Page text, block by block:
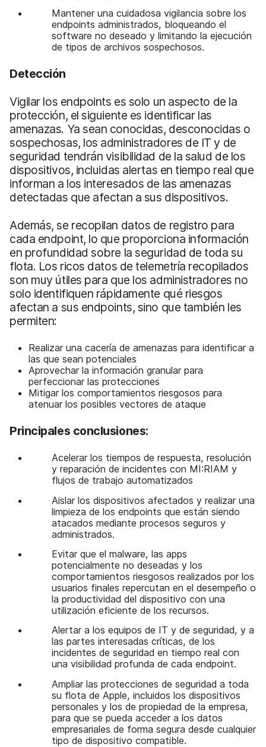
Mantener una cuidadosa vigilancia sobre los
endpoints administrados, bloqueando el
software no deseado y limitando la ejecución
de tipos de archivos sospechosos.
Detección
Vigilar los endpoints es solo un aspecto de la
protección, el siguiente es identificar las
amenazas. Ya sean conocidas, desconocidas o
sospechosas, los administradores de IT y de
seguridad tendrán visibilidad de la salud de los
dispositivos, incluidas alertas en tiempo real que
informan a los interesados de las amenazas
detectadas que afectan a sus dispositivos.
Además, se recopilan datos de registro para
cada endpoint, lo que proporciona información
en profundidad sobre la seguridad de toda su
flota. Los ricos datos de telemetría recopilados
son muy útiles para que los administradores no
solo identifiquen rápidamente qué riesgos
afectan a sus endpoints, sino que también les
permiten:
Realizar una cacería de amenazas para identificar a
las que sean potenciales
Aprovechar la información granular para
perfeccionar las protecciones
Mitigar los comportamientos riesgosos para
atenuar los posibles vectores de ataque
Principales conclusiones:
Acelerar los tiempos de respuesta, resolución
y reparación de incidentes con MI:RIAM y
flujos de trabajo automatizados
Aislar los dispositivos afectados y realizar una
limpieza de los endpoints que están siendo
atacados mediante procesos seguros y
administrados.
Evitar que el malware, las apps
potencialmente no deseadas y los
comportamientos riesgosos realizados por los
usuarios finales repercutan en el desempeño o
la productividad del dispositivo con una
utilización eficiente de los recursos.
Alertar a los equipos de IT y de seguridad, y a
las partes interesadas críticas, de los
incidentes de seguridad en tiempo real con
una visibilidad profunda de cada endpoint.
Ampliar las protecciones de seguridad a toda
su flota de Apple, incluidos los dispositivos
personales y los de propiedad de la empresa,
para que se pueda acceder a los datos
empresariales de forma segura desde cualquier
tipo de dispositivo compatible.